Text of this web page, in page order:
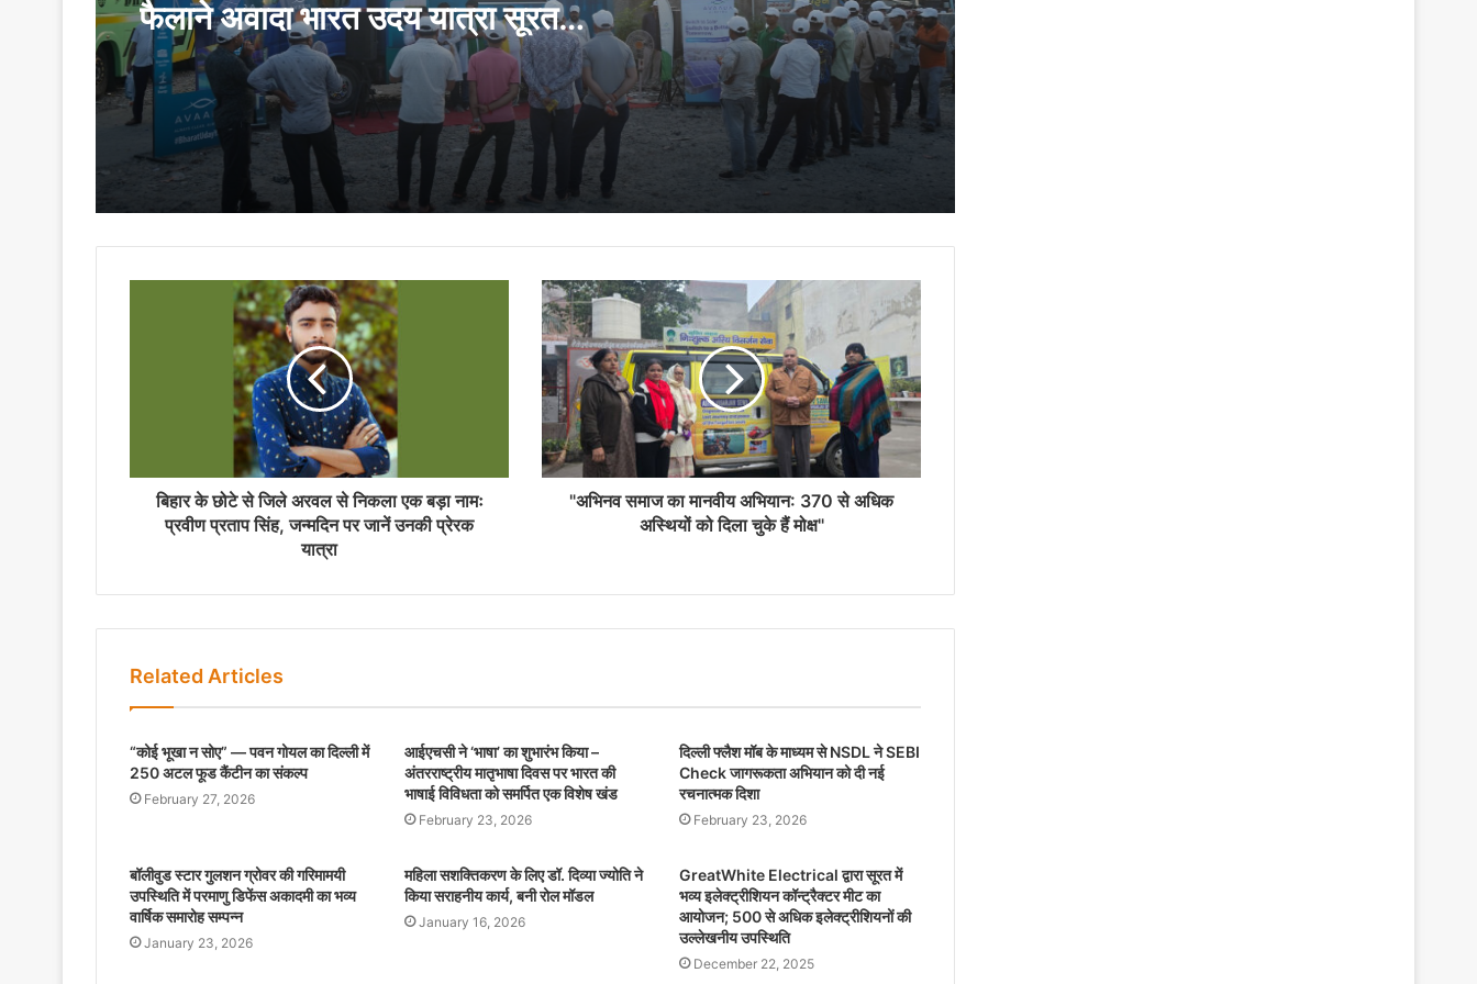
फैलाने अवादा भारत उदय यात्रा सूरत
पहुंची
महाराणा मेवाड़ फाउंडेशन ने 42वें वार्षिक सम्मान
समारोह में विशिष्ट व्यक्तियों और युवा प्रतिभाओं को
सम्मानित किया
भारत के अटॉर्नी जनरल ने समय पर न्याय सुनिश्चित
करने पर आयोजित सेमिनार में प्ली बार्गेनिंग के लिए नए
समाज सेवा के क्षेत्र में बड़े बदलाव लाने वाली अपनी
मलाबार ग्रुप के चेयरमैन एम.पी. अहमद ‘बिजनेस
भूषण’ पुरस्कार से सम्मानित
MMCF अवॉर्ड्स: सेवा, साहस और विरासत को
सम्मानित करने की ऐतिहासिक परंपरा
बिहार के छोटे से जिले अरवल से निकला एक बड़ा नामः
प्रवीण प्रताप सिंह, जन्मदिन पर जानें उनकी प्रेरक
यात्रा
"अभिनव समाज का मानवीय अभियान: 370 से अधिक
अस्थियों को दिला चुके हैं मोक्ष"
Related Articles
“कोई भूखा न सोए” — पवन गोयल का दिल्ली में
250 अटल फूड कैंटीन का संकल्प
February 27, 2026
आईएचसी ने ‘भाषा’ का शुभारंभ किया –
अंतरराष्ट्रीय मातृभाषा दिवस पर भारत की
भाषाई विविधता को समर्पित एक विशेष खंड
February 23, 2026
दिल्ली फ्लैश मॉब के माध्यम से NSDL ने SEBI
Check जागरूकता अभियान को दी नई
रचनात्मक दिशा
February 23, 2026
बॉलीवुड स्टार गुलशन ग्रोवर की गरिमामयी
उपस्थिति में परमाणु डिफेंस अकादमी का भव्य
वार्षिक समारोह सम्पन्न
January 23, 2026
महिला सशक्तिकरण के लिए डॉ. दिव्या ज्योति ने
किया सराहनीय कार्य, बनी रोल मॉडल
January 16, 2026
GreatWhite Electrical द्वारा सूरत में
भव्य इलेक्ट्रीशियन कॉन्ट्रैक्टर मीट का
आयोजन; 500 से अधिक इलेक्ट्रीशियनों की
उल्लेखनीय उपस्थिति
December 22, 2025